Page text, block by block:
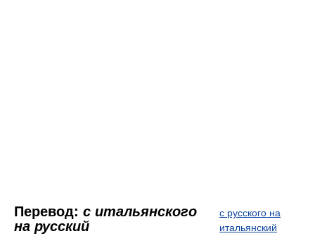
Перевод: с итальянского
на русский
с русского на
итальянский